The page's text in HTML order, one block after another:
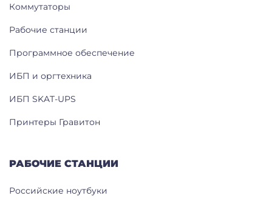
Коммутаторы
Рабочие станции
Программное обеспечение
ИБП и оргтехника
ИБП SKAT-UPS
Принтеры Гравитон
РАБОЧИЕ СТАНЦИИ
Российские ноутбуки